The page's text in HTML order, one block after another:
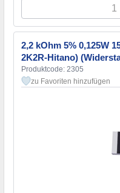
2,2 kOhm 5% 0,125W
2K2R-Hitano)
Produktcode: 2305
zu Favoriten hinzufügen